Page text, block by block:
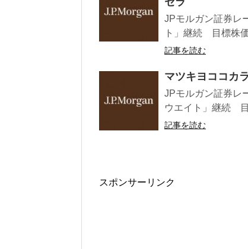
JPモルガン証券レ
ト」継続 目標株
記事を読む
マツキヨココカ
JPモルガン証券レ
ウエイト」継続
記事を読む
スポンサーリンク